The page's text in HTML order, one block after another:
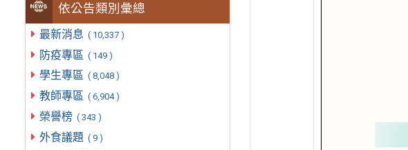
依公告類別彙總
最新消息 ( 10,337 )
防疫專區 ( 149 )
學生專區 ( 8,048 )
教師專區 ( 6,904 )
榮譽榜 ( 343 )
外食議題 ( 9 )